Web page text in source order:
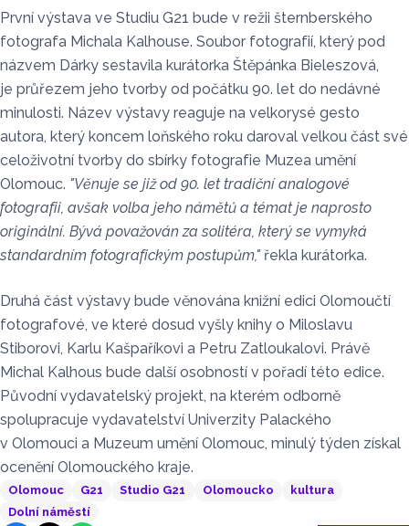
První výstava ve Studiu G21 bude v režii šternberského
fotografa Michala Kalhouse. Soubor fotografií, který pod
názvem Dárky sestavila kurátorka Štěpánka Bieleszová,
je průřezem jeho tvorby od počátku 90. let do nedávné
minulosti. Název výstavy reaguje na velkorysé gesto
autora, který koncem loňského roku daroval velkou část své
celoživotní tvorby do sbírky fotografie Muzea umění
Olomouc. "Věnuje se již od 90. let tradiční analogové
fotografii, avšak volba jeho námětů a témat je naprosto
originální. Bývá považován za solitéra, který se vymyká
standardním fotografickým postupům," řekla kurátorka.
Druhá část výstavy bude věnována knižní edici Olomoučtí
fotografové, ve které dosud vyšly knihy o Miloslavu
Stiborovi, Karlu Kašpaříkovi a Petru Zatloukalovi. Právě
Michal Kalhous bude další osobností v pořadí této edice.
Původní vydavatelský projekt, na kterém odborně
spolupracuje vydavatelství Univerzity Palackého
v Olomouci a Muzeum umění Olomouc, minulý týden získal
ocenění Olomouckého kraje.
Olomouc G21 Studio G21 Olomoucko
kultura
Dolní náměstí